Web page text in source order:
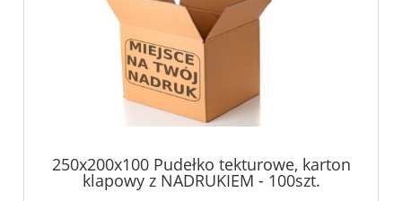
250x200x100 Pudełko tekturowe, karton
klapowy z NADRUKIEM - 100szt.